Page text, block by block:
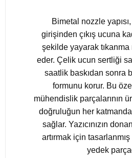
Bimetal nozzle yapısı,
girişinden çıkış ucuna
şekilde yayarak
eder. Çelik ucun sertliği
saatlik baskıdan sonra
formunu korur. Bu
mühendislik parçalarının
doğruluğun her katmanda
sağlar. Yazıcınızın
artırmak için
yedek